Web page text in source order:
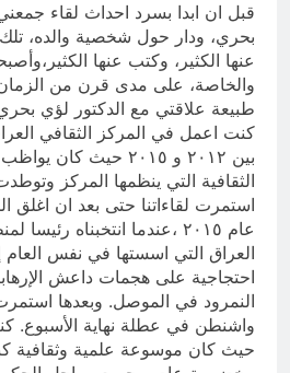
قبل ان ابدا بسرد احداث لقاء
بحري، ودار حول شخصية والده،
عنها الكثير، وكتب عنها
والخاصة، على مدى قرن من
طبيعة علاقتي مع الدكتور لؤي
كنت اعمل في المركز الثقافي
بين ٢٠١٢ و ٢٠١٥ حيث
الثقافية التي ينظمها المركز
استمرت لقاءاتنا حتى بعد ان اغلق
عام ٢٠١٥ ،عندما انتخبناه
العراق التي اسستها في نفس العام
احتجاجية على هجمات داعش
النمرود في الموصل. وبعدها
واشنطن في عطلة نهاية الأسبوع.
حيث كان موسوعة علمية وثقافية